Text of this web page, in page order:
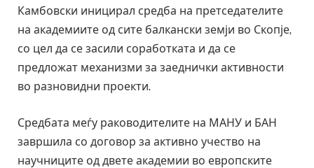
Камбовски иницирал средба на претседателите
на академиите од сите балкански земји во Скопје,
со цел да се засили соработката и да се
предложат механизми за заеднички активности
во разновидни проекти.
Средбата меѓу раководителите на МАНУ и БАН
завршила со договор за активно учество на
научниците од двете академии во европските